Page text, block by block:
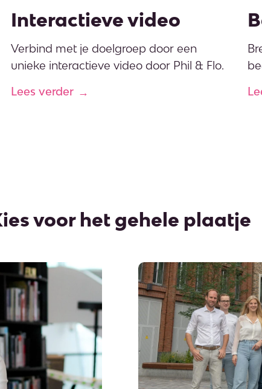
Interactieve video
Verbind met je doelgroep door een
unieke interactieve video door Phil & Flo.
Lees verder
voor het gehele plaatje